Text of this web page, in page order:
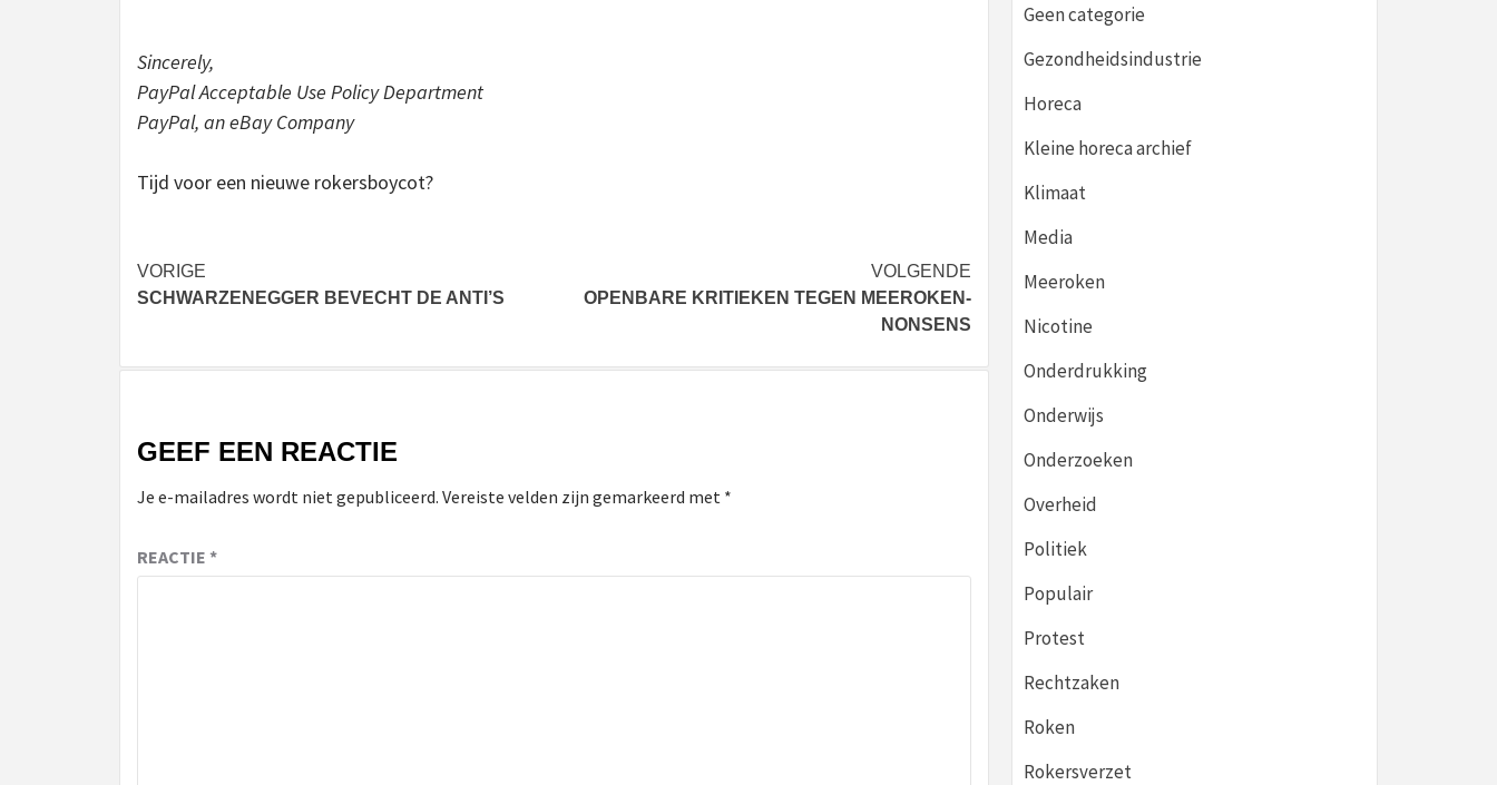
Sincerely,
PayPal Acceptable Use Policy Department
PayPal, an eBay Company
Tijd voor een nieuwe rokersboycot?
Bericht
navigatie
VORIGE
SCHWARZENEGGER BEVECHT DE ANTI’S
VOLGENDE
OPENBARE KRITIEKEN TEGEN MEEROKEN-
NONSENS
GEEF EEN REACTIE
Je e-mailadres wordt niet gepubliceerd. Vereiste velden zijn gemarkeerd met *
REACTIE *
Geen categorie
Gezondheidsindustrie
Horeca
Kleine horeca archief
Klimaat
Media
Meeroken
Nicotine
Onderdrukking
Onderwijs
Onderzoeken
Overheid
Politiek
Populair
Protest
Rechtzaken
Roken
Rokersverzet